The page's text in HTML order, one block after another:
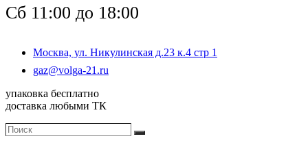
Сб 11:00 до 18:00
Москва, ул. Никулинская д.23 к.4 стр 1
gaz@volga-21.ru
упаковка бесплатно
доставка любыми ТК
Поиск
Поиск